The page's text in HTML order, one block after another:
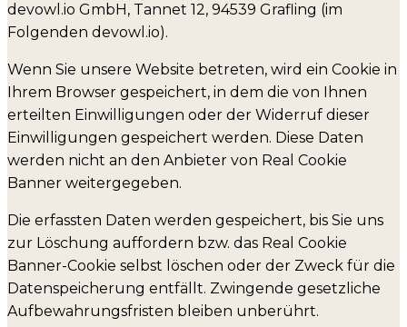
devowl.io GmbH, Tannet 12, 94539 Grafling (im
Folgenden devowl.io).
Wenn Sie unsere Website betreten, wird ein Cookie in
Ihrem Browser gespeichert, in dem die von Ihnen
erteilten Einwilligungen oder der Widerruf dieser
Einwilligungen gespeichert werden. Diese Daten
werden nicht an den Anbieter von Real Cookie
Banner weitergegeben.
Die erfassten Daten werden gespeichert, bis Sie uns
zur Löschung auffordern bzw. das Real Cookie
Banner-Cookie selbst löschen oder der Zweck für die
Datenspeicherung entfällt. Zwingende gesetzliche
Aufbewahrungsfristen bleiben unberührt.